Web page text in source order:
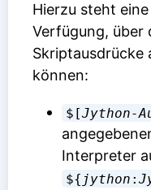
Hierzu steht
Verfügung, über
Skriptausdrücke
können:
$[Jython-
Interpreter
${ jython :